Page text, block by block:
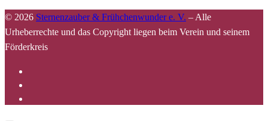
© 2026 Sternenzauber & Frühchenwunder e. V. – Alle
Urheberrechte und das Copyright liegen beim Verein und seinem
Förderkreis